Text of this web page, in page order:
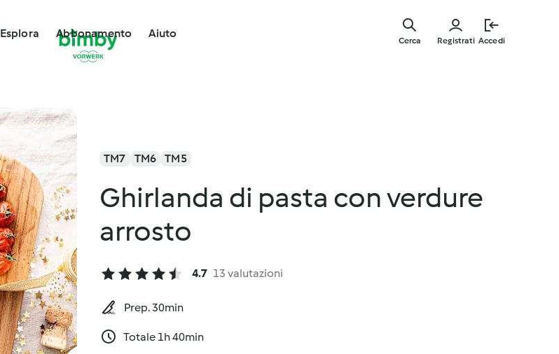
Esplora Abbonamento Aiuto
Registrati Accedi
Cerca
TM7 TM6 TM5
Ghirlanda di pasta con verdure
arrosto
4.7 13 valutazioni
Prep. 30min
Totale 1h 40min